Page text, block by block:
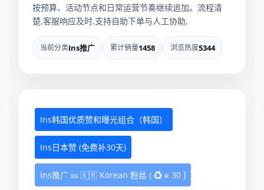
按预算、活动节点和日常运营节奏继续追加。流程清
楚,客服响应及时,支持自助下单与人工协助,
当前分类Ins推广 累计销量1458 浏览热度5344
Ins韩国优质赞和曝光组合（韩国）
Ins日本赞 (免费补30天)
Ins推广 ɪɢ 🇰🇷 Korean 粉丝 ⟮ ♻ ʀ 30 ⟯